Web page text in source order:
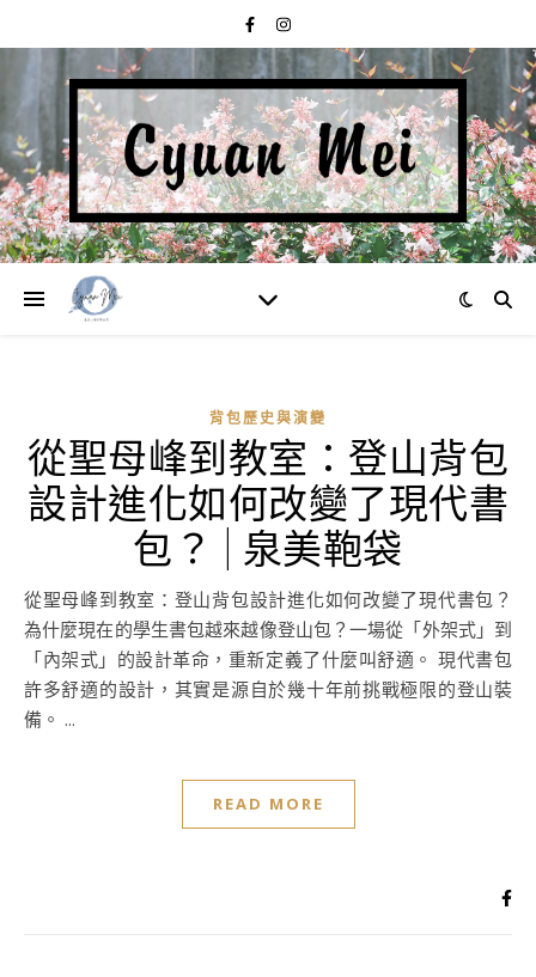
背包歷史與演變
從聖母峰到教室：登山背包
設計進化如何改變了現代書
包？ | 泉美鞄袋
從聖母峰到教室：登山背包設計進化如何改變了現代書包？
為什麼現在的學生書包越來越像登山包？一場從「外架式」到
「內架式」的設計革命，重新定義了什麼叫舒適。 現代書包
許多舒適的設計，其實是源自於幾十年前挑戰極限的登山裝
備。 ...
READ MORE